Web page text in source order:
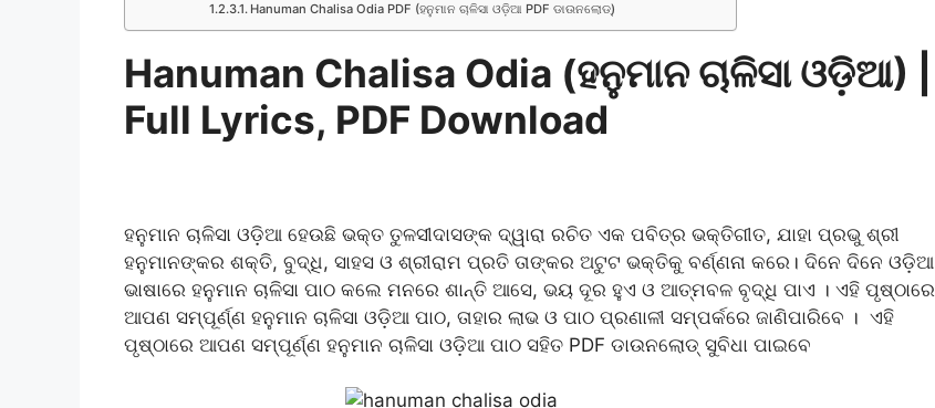
Hanuman Chalisa Odia PDF (ହନୁମାନ ଚାଳିସା ଓଡ଼ିଆ PDF ଡାଉନଲୋଡ୍)
Hanuman Chalisa Odia (ହନୁମାନ ଚାଳିସା ଓଡ଼ିଆ) |
Full Lyrics, PDF Download
ହନୁମାନ ଚାଳିସା ଓଡ଼ିଆ ହେଉଛି ଭକ୍ତ ତୁଳସୀଦାସଙ୍କ ଦ୍ୱାରା ରଚିତ ଏକ ପବିତ୍ର ଭକ୍ତିଗୀତ, ଯାହା ପ୍ରଭୁ ଶ୍ରୀ
ହନୁମାନଙ୍କର ଶକ୍ତି, ବୁଦ୍ଧି, ସାହସ ଓ ଶ୍ରୀରାମ ପ୍ରତି ତାଙ୍କର ଅଟୁଟ ଭକ୍ତିକୁ ବର୍ଣ୍ଣନା କରେ। ଦିନେ ଦିନେ ଓଡ଼ିଆ
ଭାଷାରେ ହନୁମାନ ଚାଳିସା ପାଠ କଲେ ମନରେ ଶାନ୍ତି ଆସେ, ଭୟ ଦୂର ହୁଏ ଓ ଆତ୍ମବଳ ବୃଦ୍ଧି ପାଏ । ଏହି ପୃଷ୍ଠାରେ
ଆପଣ ସମ୍ପୂର୍ଣ୍ଣ ହନୁମାନ ଚାଳିସା ଓଡ଼ିଆ ପାଠ, ତାହାର ଲାଭ ଓ ପାଠ ପ୍ରଣାଳୀ ସମ୍ପର୍କରେ ଜାଣିପାରିବେ । ଏହି
ପୃଷ୍ଠାରେ ଆପଣ ସମ୍ପୂର୍ଣ୍ଣ ହନୁମାନ ଚାଳିସା ଓଡ଼ିଆ ପାଠ ସହିତ PDF ଡାଉନଲୋଡ୍ ସୁବିଧା ପାଇବେ